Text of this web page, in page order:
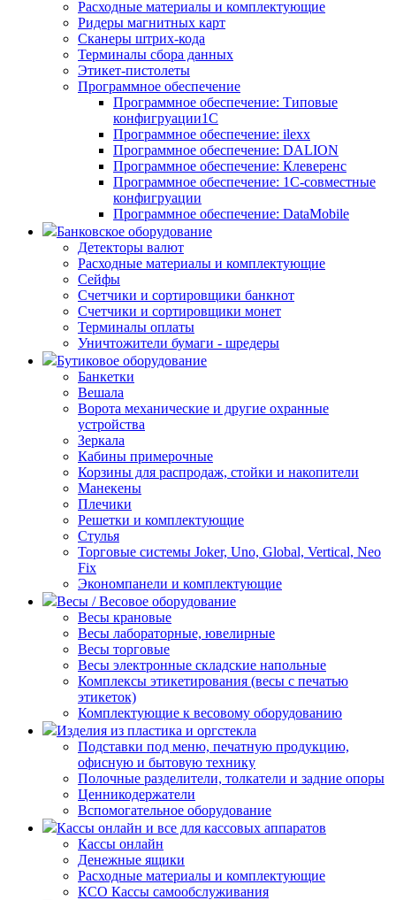
Расходные материалы и комплектующие
Ридеры магнитных карт
Сканеры штрих-кода
Терминалы сбора данных
Этикет-пистолеты
Программное обеспечение
Программное обеспечение: Типовые
конфигруации1С
Программное обеспечение: ilexx
Программное обеспечение: DALION
Программное обеспечение: Клеверенс
Программное обеспечение: 1С-совместные
конфигруации
Программное обеспечение: DataMobile
Банковское оборудование
Детекторы валют
Расходные материалы и комплектующие
Сейфы
Счетчики и сортировщики банкнот
Счетчики и сортировщики монет
Терминалы оплаты
Уничтожители бумаги - шредеры
Бутиковое оборудование
Банкетки
Вешала
Ворота механические и другие охранные
устройства
Зеркала
Кабины примерочные
Корзины для распродаж, стойки и накопители
Манекены
Плечики
Решетки и комплектующие
Стулья
Торговые системы Joker, Uno, Global, Vertical, Neo
Fix
Экономпанели и комплектующие
Весы / Весовое оборудование
Весы крановые
Весы лабораторные, ювелирные
Весы торговые
Весы электронные складские напольные
Комплексы этикетирования (весы с печатью
этикеток)
Комплектующие к весовому оборудованию
Изделия из пластика и оргстекла
Подставки под меню, печатную продукцию,
офисную и бытовую технику
Полочные разделители, толкатели и задние опоры
Ценникодержатели
Вспомогательное оборудование
Кассы онлайн и все для кассовых аппаратов
Кассы онлайн
Денежные ящики
Расходные материалы и комплектующие
КСО Кассы самообслуживания